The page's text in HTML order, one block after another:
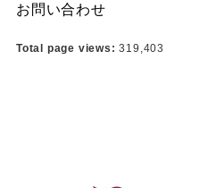
お問い合わせ
Total page views:319,403